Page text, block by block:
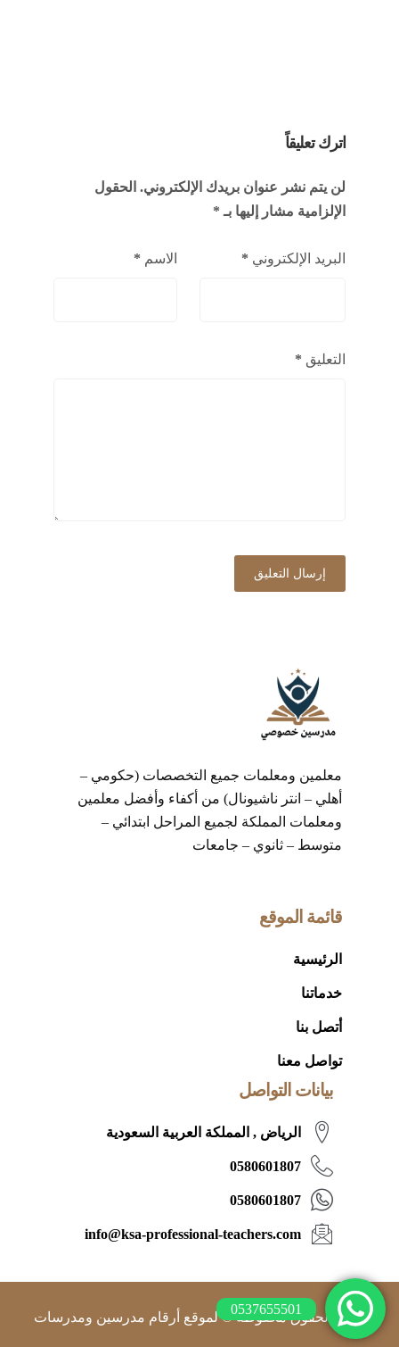
اترك تعليقاً
لن يتم نشر عنوان بريدك الإلكتروني. الحقول
الإلزامية مشار إليها بـ *
الاسم * البريد الإلكتروني *
التعليق *
معلمين ومعلمات جميع التخصصات (حكومي –
أهلي – انتر ناشيونال) من أكفاء وأفضل معلمين
ومعلمات المملكة لجميع المراحل ابتدائي –
متوسط – ثانوي – جامعات
قائمة الموقع
الرئيسية
خدماتنا
أتصل بنا
تواصل معنا
بيانات التواصل
الرياض , المملكة العربية السعودية
0580601807
0580601807
info@ksa-professional-teachers.com
جميع الحقوق محفوظة © لموقع أرقام مدرسين ومدرسات
0537655501